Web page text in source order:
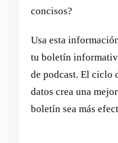
concisos?
Usa esta
tu boletín
de podcast. El ciclo
datos crea una
boletín sea más